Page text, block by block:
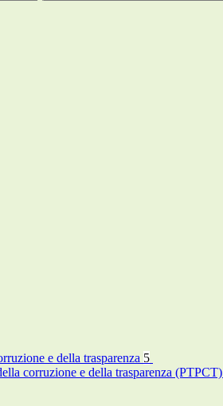
e della trasparenza 5
corruzione e della trasparenza (PTPCT)